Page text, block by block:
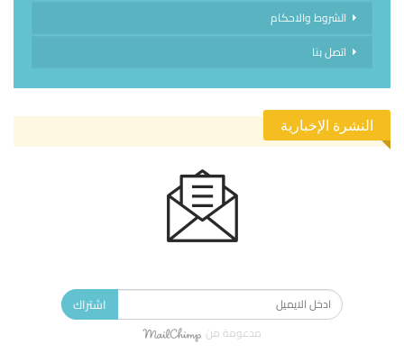
الشروط والاحكام
اتصل بنا
النشرة الإخبارية
اشتراك
مدعومة من